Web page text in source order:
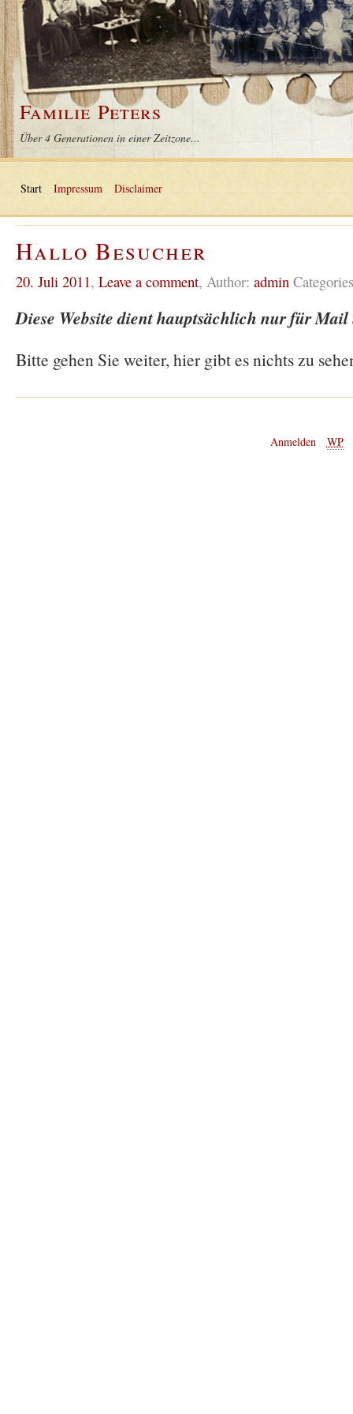
Familie Peters
Über 4 Generationen in einer Zeitzone...
Start Impressum Disclaimer
Hallo Besucher
20. Juli 2011, Leave a comment, Author: admin
Diese Website dient hauptsächlich nur für
Bitte gehen Sie weiter, hier gibt es nichts zu
Anmelden WP